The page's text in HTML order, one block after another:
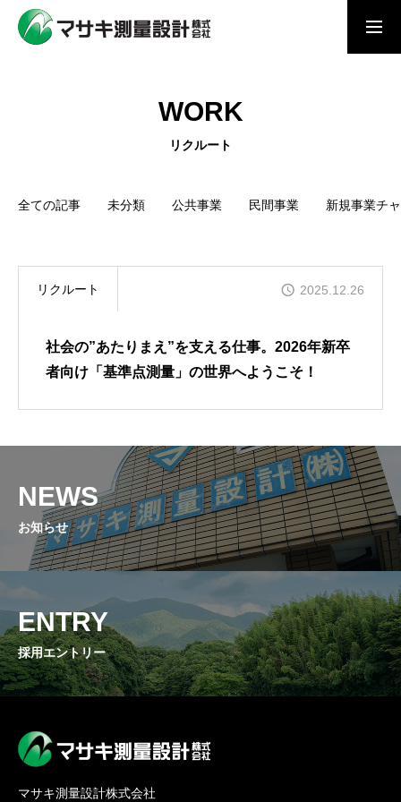
SERVICE
私たちの仕事
PERSON
私たちの仲間
私たちの声
COMPANY
会社概要
ENTRY
エントリーフォーム
NEWS
お知らせ
WORK
リクルート
全ての記事 未分類 公共事業 民間事業 新規事業チ
リクルート 2025.12.26
社会の”あたりまえ”を支える仕事。2026年新卒
者向け「基準点測量」の世界へようこそ！
NEWS
お知らせ
ENTRY
採用エントリー
マサキ測量設計株式会社